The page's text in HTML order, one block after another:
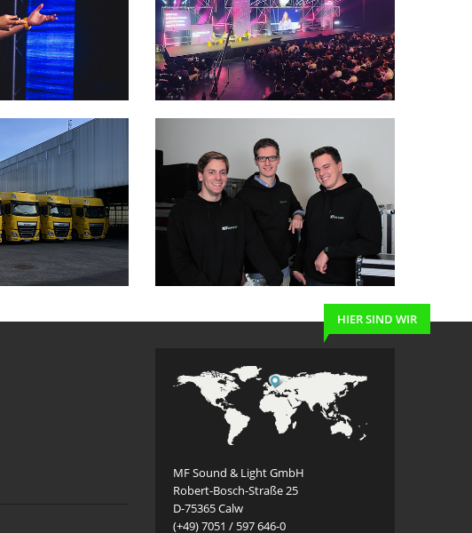
HIER SIND WIR
MF Sound & Light GmbH
Robert-Bosch-Straße 25
D-75365 Calw
(+49) 7051 / 597 646-0